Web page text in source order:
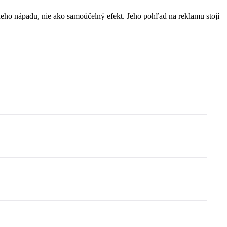
nápadu, nie ako samoúčelný efekt. Jeho pohľad na reklamu stojí